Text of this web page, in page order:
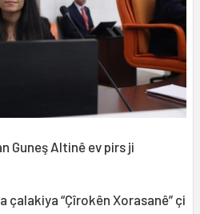
Guneş Altinê ev pirs ji
çalakiya “Çîrokên Xorasanê” çi